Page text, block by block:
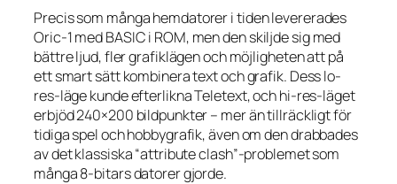
Precis som många hemdatorer i tiden levererades
Oric-1 med BASIC i ROM, men den skiljde sig med
bättre ljud, fler grafiklägen och möjligheten att på
ett smart sätt kombinera text och grafik. Dess lo-
res-läge kunde efterlikna Teletext, och hi-res-läget
erbjöd 240×200 bildpunkter – mer än tillräckligt för
tidiga spel och hobbygrafik, även om den drabbades
av det klassiska “attribute clash”-problemet som
många 8-bitars datorer gjorde.